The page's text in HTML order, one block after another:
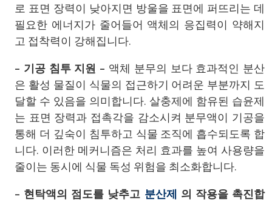
로 표면 장력이 낮아지면 방울을 표면에 퍼뜨리는 데
필요한 에너지가 줄어들어 액체의 응집력이 약해지
고 접착력이 강해집니다.
– 기공 침투 지원 – 액체 분무의 보다 효과적인 분산
은 활성 물질이 식물의 접근하기 어려운 부분까지 도
달할 수 있음을 의미합니다. 살충제에 함유된 습윤제
는 표면 장력과 접촉각을 감소시켜 분무액이 기공을
통해 더 깊숙이 침투하고 식물 조직에 흡수되도록 합
니다. 이러한 메커니즘은 처리 효과를 높여 사용량을
줄이는 동시에 식물 독성 위험을 최소화합니다.
– 현탁액의 점도를 낮추고 분산제 의 작용을 촉진합